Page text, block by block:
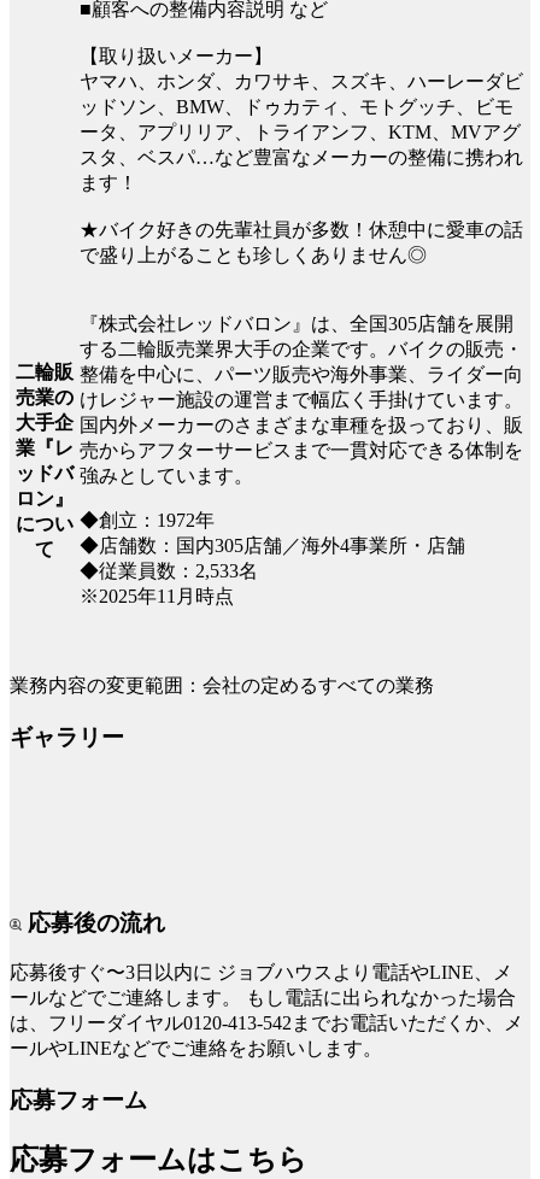
■顧客への整備内容説明 など
【取り扱いメーカー】
ヤマハ、ホンダ、カワサキ、スズキ、ハーレーダビ
ッドソン、BMW、ドゥカティ、モトグッチ、ビモ
ータ、アプリリア、トライアンフ、KTM、MVアグ
スタ、ベスパ…など豊富なメーカーの整備に携われ
ます！
★バイク好きの先輩社員が多数！休憩中に愛車の話
で盛り上がることも珍しくありません◎
二輪販
売業の
大手企
業『レ
ッドバ
ロン』
につい
て
『株式会社レッドバロン』は、全国305店舗を展開
する二輪販売業界大手の企業です。バイクの販売・
整備を中心に、パーツ販売や海外事業、ライダー向
けレジャー施設の運営まで幅広く手掛けています。
国内外メーカーのさまざまな車種を扱っており、販
売からアフターサービスまで一貫対応できる体制を
強みとしています。
◆創立：1972年
◆店舗数：国内305店舗／海外4事業所・店舗
◆従業員数：2,533名
※2025年11月時点
業務内容の変更範囲：会社の定めるすべての業務
ギャラリー
応募後の流れ
応募後すぐ〜3日以内に ジョブハウスより電話やLINE、メ
ールなどでご連絡します。
もし電話に出られなかった場合
は、フリーダイヤル0120-413-542までお電話いただくか、メ
ールやLINEなどでご連絡をお願いします。
応募フォーム
応募フォームはこちら